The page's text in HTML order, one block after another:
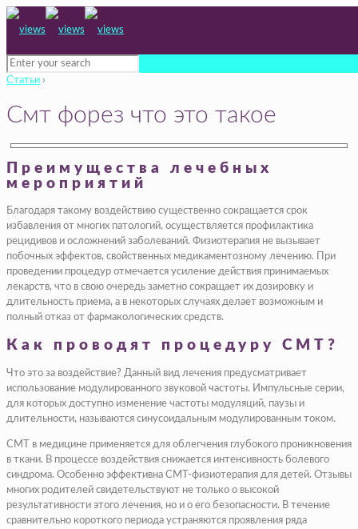
Статьи ›
Смт форез что это такое
Преимущества лечебных
мероприятий
Благодаря такому воздействию существенно сокращается срок
избавления от многих патологий, осуществляется профилактика
рецидивов и осложнений заболеваний. Физиотерапия не вызывает
побочных эффектов, свойственных медикаментозному лечению. При
проведении процедур отмечается усиление действия принимаемых
лекарств, что в свою очередь заметно сокращает их дозировку и
длительность приема, а в некоторых случаях делает возможным и
полный отказ от фармакологических средств.
Как проводят процедуру СМТ?
Что это за воздействие? Данный вид лечения предусматривает
использование модулированного звуковой частоты. Импульсные серии,
для которых доступно изменение частоты модуляций, паузы и
длительности, называются синусоидальным модулированным током.
СМТ в медицине применяется для облегчения глубокого проникновения
в ткани. В процессе воздействия снижается интенсивность болевого
синдрома. Особенно эффективна СМТ-физиотерапия для детей. Отзывы
многих родителей свидетельствуют не только о высокой
результативности этого лечения, но и о его безопасности. В течение
сравнительно короткого периода устраняются проявления ряда